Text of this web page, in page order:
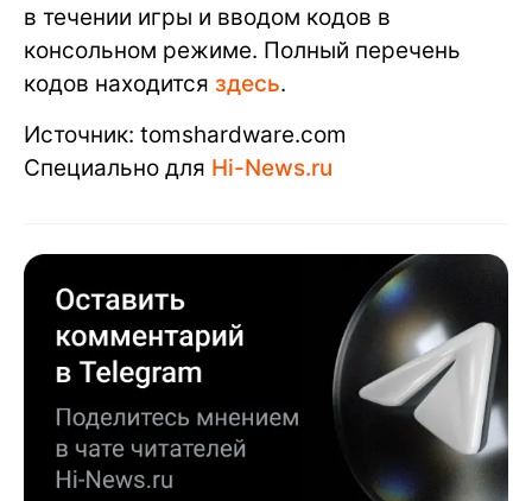
в течении игры и вводом кодов в
консольном режиме. Полный перечень
кодов находится здесь.
Источник: tomshardware.com
Специально для Hi-News.ru